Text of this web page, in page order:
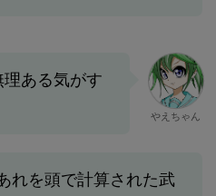
ある気がす
やえちゃん
れを頭で計算された武